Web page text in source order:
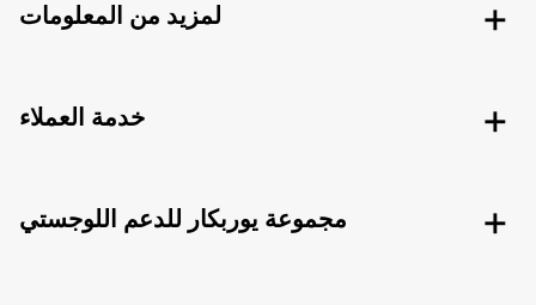
لمزيد من المعلومات
خدمة العملاء
مجموعة يوربكار للدعم اللوجستي